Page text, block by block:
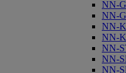
NN-
NN-
NN-
NN-
NN-
NN-
NN-